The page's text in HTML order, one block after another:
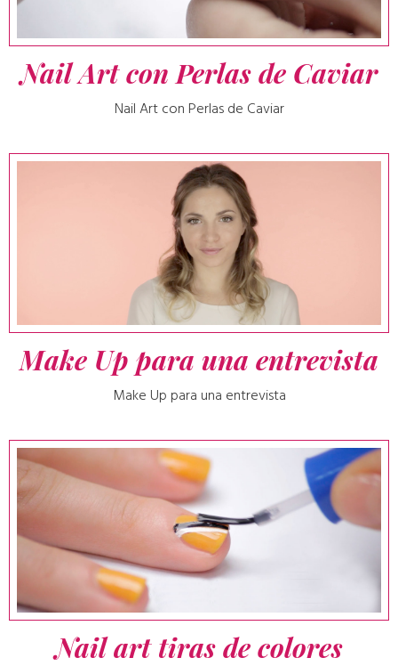
Nail Art con Perlas de Caviar
Nail Art con Perlas de Caviar
Make Up para una entrevista
Make Up para una entrevista
Nail art tiras de colores